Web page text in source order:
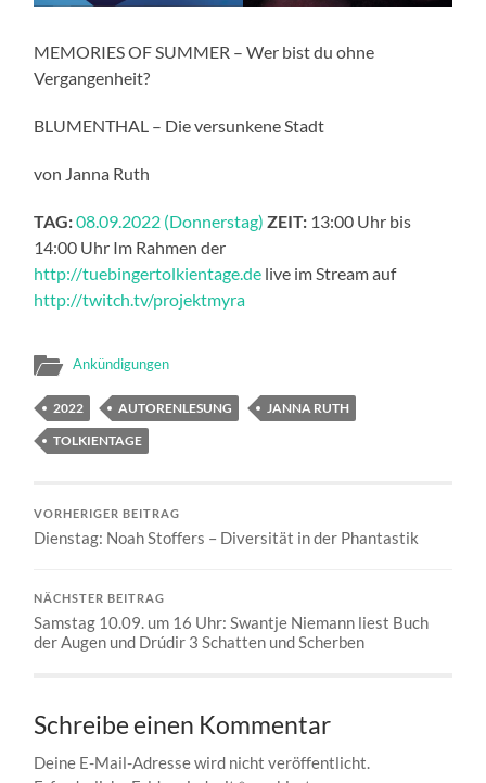
MEMORIES OF SUMMER – Wer bist du ohne
Vergangenheit?
BLUMENTHAL – Die versunkene Stadt
von Janna Ruth
TAG:08.09.2022 (Donnerstag) ZEIT: 13:00 Uhr bis
14:00 Uhr Im Rahmen der
http://tuebingertolkientage.de live im Stream auf
http://twitch.tv/projektmyra
Ankündigungen
2022 AUTORENLESUNG
JANNA RUTH
TOLKIENTAGE
VORHERIGER BEITRAG
Dienstag: Noah Stoffers – Diversität in der Phantastik
NÄCHSTER BEITRAG
Samstag 10.09. um 16 Uhr: Swantje Niemann liest Buch
der Augen und Drúdir 3 Schatten und Scherben
Schreibe einen Kommentar
Deine E-Mail-Adresse wird nicht veröffentlicht.